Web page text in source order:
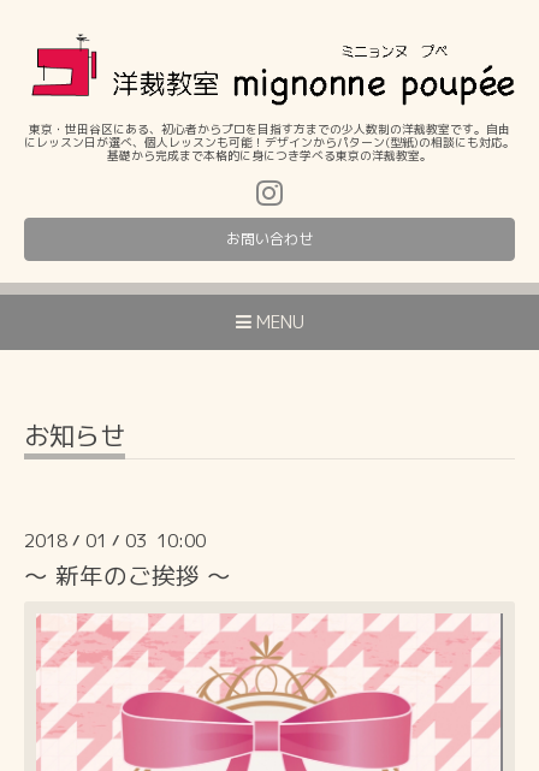
東京・世田谷区にある、初心者からプロを目指す方までの少人数制の洋裁教室です。自由
にレッスン日が選べ、個人レッスンも可能！デザインからパターン(型紙)の相談にも対応。
基礎から完成まで本格的に身につき学べる東京の洋裁教室。
お問い合わせ
MENU
お知らせ
2018 / 01 / 03 10:00
〜 新年のご挨拶 〜